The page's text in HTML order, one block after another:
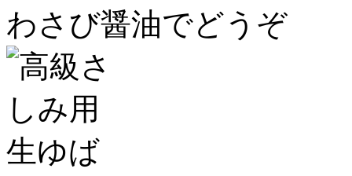
わさび醤油でどうぞ